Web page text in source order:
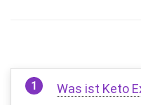
Was ist Keto